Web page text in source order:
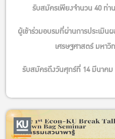
รับสมัครเพียงจำนวน 40 ท่า
ผู้เข้าร่วมอบรมที่ผ่านการประเมิ
เศรษฐศาสตร์ มหา
รับสมัครถึงวันศุกร์ที่ 14 มีนาคม